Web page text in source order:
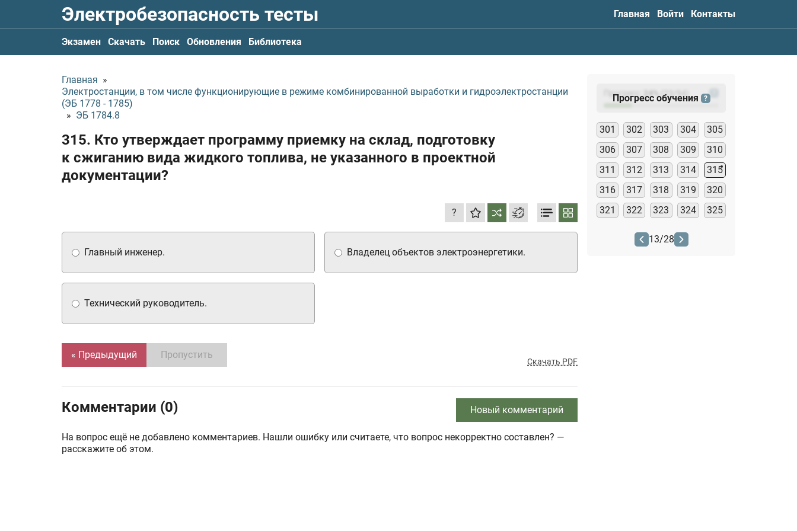
Электробезопасность тесты Главная Войти Контакты
Экзамен Скачать Поиск Обновления Библиотека
Главная »
Электростанции, в том числе функционирующие в режиме комбинированной выработки и гидроэлектростанции
(ЭБ 1778 - 1785)
» ЭБ 1784.8
315. Кто утверждает программу приемку на склад, подготовку
к сжиганию вида жидкого топлива, не указанного в проектной
документации?
?
Технический руководитель.
Главный инженер. Владелец объектов электроэнергетики.
« Предыдущий Пропустить
Скачать PDF
Комментарии (0) Новый комментарий
На вопрос ещё не добавлено комментариев. Нашли ошибку или считаете, что вопрос некорректно составлен? —
расскажите об этом.
Прогресс: (23
Прогресс обучения ?
301 302 303 304
305
306
307 308 309
310
311
312 313 314
315
316
317 318 319
320
321
322 323 324 325
13/28